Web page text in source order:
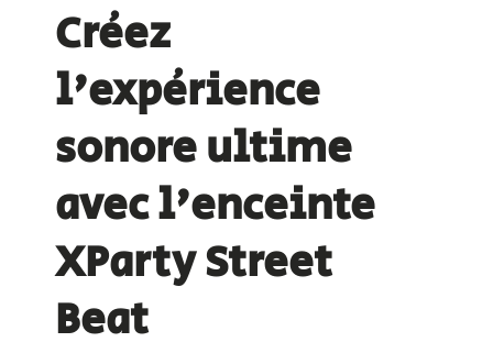
Créez
l'expérience
sonore ultime
avec l'enceinte
XParty Street
Beat